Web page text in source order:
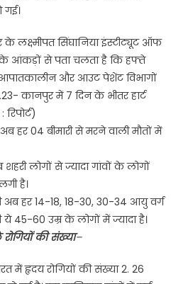
गई।
लक्ष्मीपत सिंघानिया इंस्टीट्यूट ऑफ
के आंकड़ों से पता चलता है कि हफ्ते
और आउट पेशेंट विभागों
कानपुर में 7 दिन के भीतर हार्ट
हर 04 बीमारी से मरने वाली मौतों में
लोगों से ज्यादा गांवों के लोगों
है।
अब हर 14-18, 18-30, 30-34 आयु वर्ग
ये 45-60 उम्र के लोगों में ज्यादा है।
की संख्या–
में हृदय रोगियों की संख्या 2. 26